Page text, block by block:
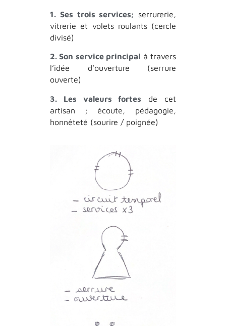
1. Ses trois services; serrurerie,
vitrerie et volets roulants (cercle
divisé)
2. Son service principal à travers
l’idée d’ouverture (serrure
ouverte)
3. Les valeurs fortes de
cet
artisan ; écoute, pédagogie,
honnêteté (sourire / poignée)